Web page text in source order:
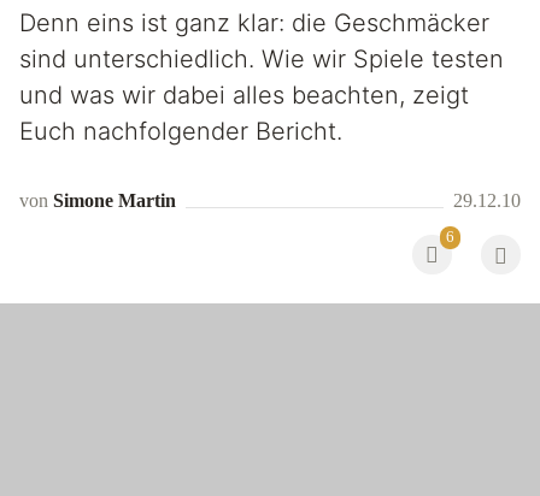
Denn eins ist ganz klar: die Geschmäcker
sind unterschiedlich. Wie wir Spiele testen
und was wir dabei alles beachten, zeigt
Euch nachfolgender Bericht.
von Simone Martin 29.12.10
6